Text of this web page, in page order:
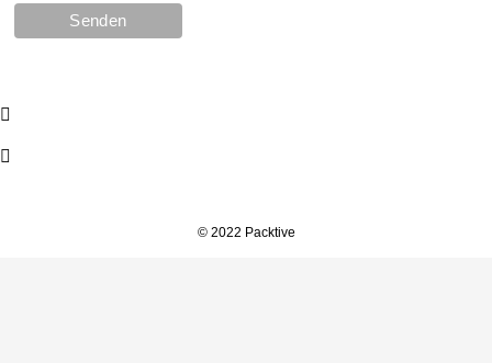
© 2022 Packtive